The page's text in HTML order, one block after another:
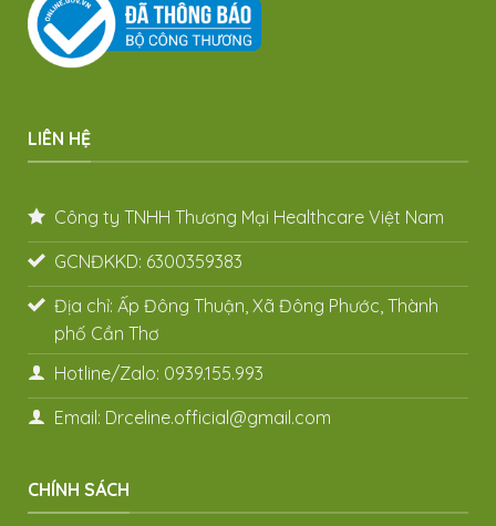
LIÊN HỆ
Công ty TNHH Thương Mại Healthcare Việt Nam
GCNĐKKD: 6300359383
Địa chỉ: Ấp Đông Thuận, Xã Đông Phước, Thành
phố Cần Thơ
Hotline/Zalo: 0939.155.993
Email: Drceline.official@gmail.com
CHÍNH SÁCH